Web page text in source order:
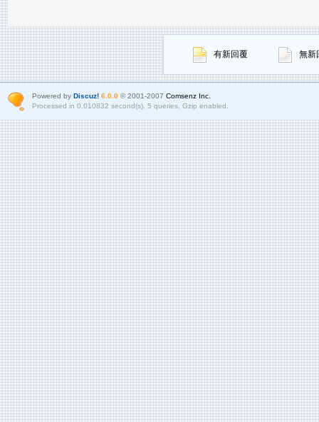
有新回覆 無新
Powered by Discuz! 6.0.0© 2001-2007 Comsenz Inc.
Processed in 0.010832 second(s), 5 queries, Gzip enabled.